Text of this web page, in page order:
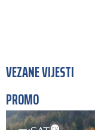
VEZANE VIJESTI
PROMO